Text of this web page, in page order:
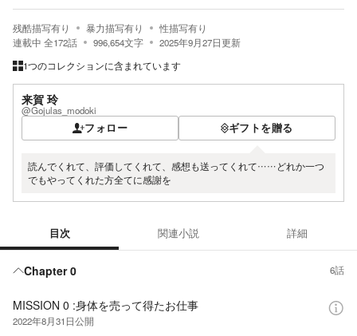
残酷描写有り 暴力描写有り
性描写有り
連載中 全172話 996,654文字 2025年9月27日更新
1つのコレクションに含まれています
来賀 玲
@Gojulas_modoki
フォロー ギフトを贈る
読んでくれて、評価してくれて、感想も送ってくれて‪……‬どれか一つ
でもやってくれた方全てに感謝を
目次 関連小説 詳細
Chapter 0 6話
MISSION 0 :身体を売って得たお仕事
2022年8月31日公開